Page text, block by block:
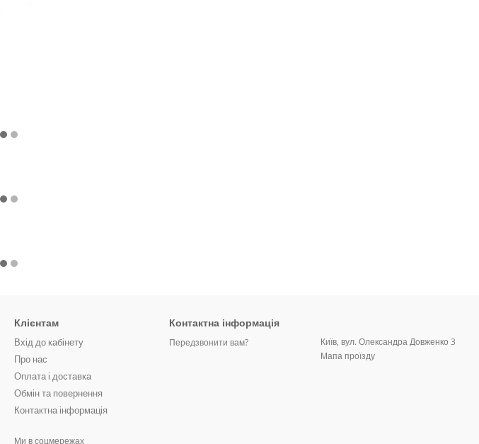
Клієнтам
Вхід до кабінету
Про нас
Оплата і доставка
Обмін та повернення
Контактна інформація
Ми в соцмережах
Контактна інформація
Передзвонити вам?
Київ, вул. Олександра Довженко 3
Мапа проїзду